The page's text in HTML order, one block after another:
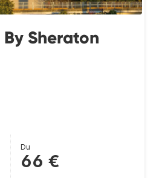
Sheraton
Du
66 €